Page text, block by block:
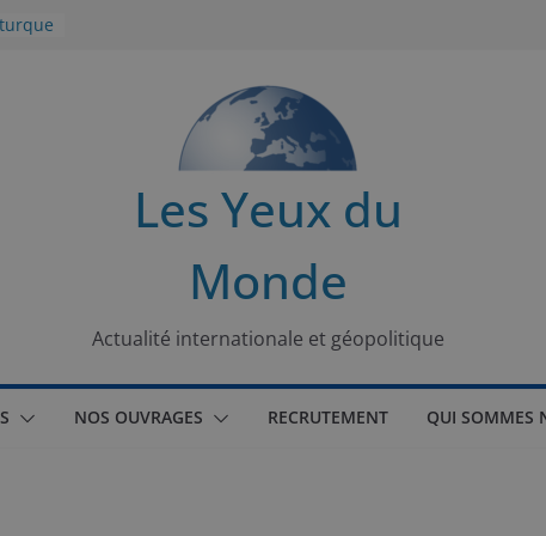
Les Yeux du
Monde
Actualité internationale et géopolitique
NOS OUVRAGES RECRUTEMENT QUI SOMMES